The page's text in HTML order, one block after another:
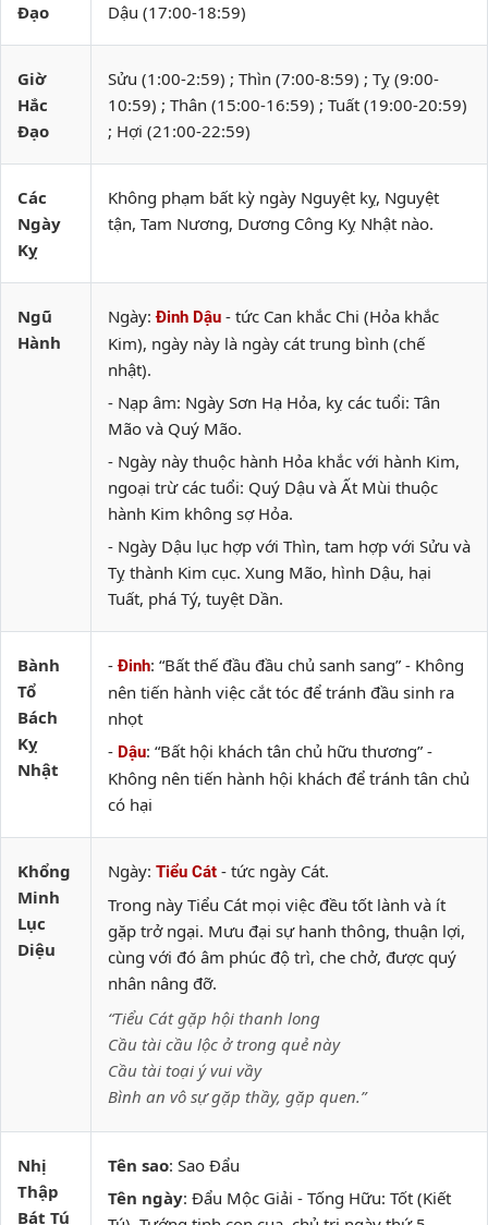
Đạo
Dậu (17:00-18:59)
Giờ
Hắc
Đạo
Sửu (1:00-2:59) ; Thìn (7:00-8:59) ; Tỵ (9:00-
10:59) ; Thân (15:00-16:59) ; Tuất (19:00-20:59)
; Hợi (21:00-22:59)
Các
Ngày
Kỵ
Không phạm bất kỳ ngày Nguyệt kỵ, Nguyệt
tận, Tam Nương, Dương Công Kỵ Nhật nào.
Ngũ
Hành
Ngày:Đinh Dậu - tức Can khắc Chi (Hỏa khắc
Kim), ngày này là ngày cát trung bình (chế
nhật).
- Nạp âm: Ngày Sơn Hạ Hỏa, kỵ các tuổi: Tân
Mão và Quý Mão.
- Ngày này thuộc hành Hỏa khắc với hành Kim,
ngoại trừ các tuổi: Quý Dậu và Ất Mùi thuộc
hành Kim không sợ Hỏa.
- Ngày Dậu lục hợp với Thìn, tam hợp với Sửu và
Tỵ thành Kim cục. Xung Mão, hình Dậu, hại
Tuất, phá Tý, tuyệt Dần.
Bành
Tổ
Bách
Kỵ
Nhật
-Đinh: “Bất thế đầu đầu chủ sanh sang” - Không
nên tiến hành việc cắt tóc để tránh đầu sinh ra
nhọt
- Dậu: “Bất hội khách tân chủ hữu thương” -
Không nên tiến hành hội khách để tránh tân chủ
có hại
Khổng
Minh
Lục
Diệu
Ngày: Tiểu Cát - tức ngày Cát.
Trong này Tiểu Cát mọi việc đều tốt lành và ít
gặp trở ngại. Mưu đại sự hanh thông, thuận lợi,
cùng với đó âm phúc độ trì, che chở, được quý
nhân nâng đỡ.
“Tiểu Cát gặp hội thanh long
Cầu tài cầu lộc ở trong quẻ này
Cầu tài toại ý vui vầy
Bình an vô sự gặp thầy, gặp quen.”
Nhị
Thập
Bát Tú
Tên sao: Sao Đẩu
Tên ngày: Đẩu Mộc Giải - Tống Hữu: Tốt (Kiết